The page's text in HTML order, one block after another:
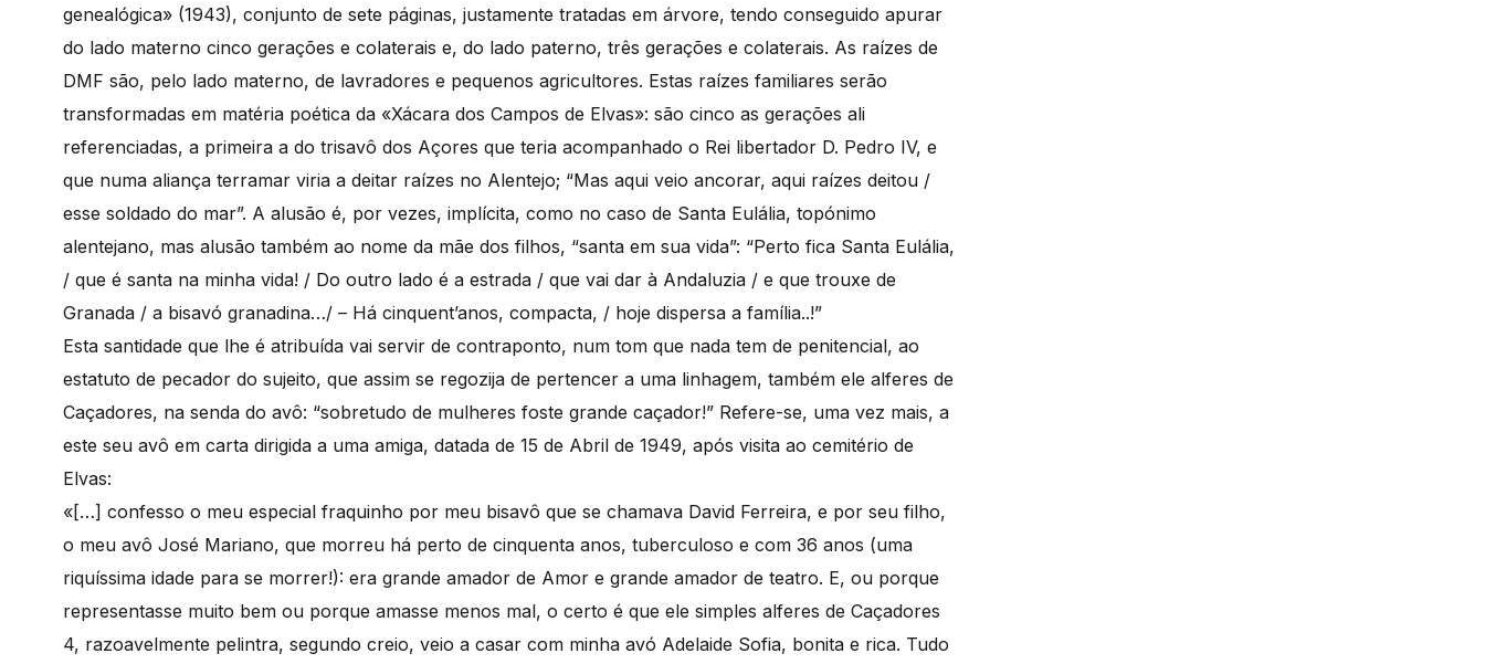
genealógica» (1943), conjunto de sete páginas, justamente tratadas em árvore, tendo conseguido apurar
do lado materno cinco gerações e colaterais e, do lado paterno, três gerações e colaterais. As raízes de
DMF são, pelo lado materno, de lavradores e pequenos agricultores. Estas raízes familiares serão
transformadas em matéria poética da «Xácara dos Campos de Elvas»: são cinco as gerações ali
referenciadas, a primeira a do trisavô dos Açores que teria acompanhado o Rei libertador D. Pedro IV, e
que numa aliança terramar viria a deitar raízes no Alentejo; “Mas aqui veio ancorar, aqui raízes deitou /
esse soldado do mar”. A alusão é, por vezes, implícita, como no caso de Santa Eulália, topónimo
alentejano, mas alusão também ao nome da mãe dos filhos, “santa em sua vida”: “Perto fica Santa Eulália,
/ que é santa na minha vida! / Do outro lado é a estrada / que vai dar à Andaluzia / e que trouxe de
Granada / a bisavó granadina…/ – Há cinquent’anos, compacta, / hoje dispersa a família..!”
Esta santidade que lhe é atribuída vai servir de contraponto, num tom que nada tem de penitencial, ao
estatuto de pecador do sujeito, que assim se regozija de pertencer a uma linhagem, também ele alferes de
Caçadores, na senda do avô: “sobretudo de mulheres foste grande caçador!” Refere-se, uma vez mais, a
este seu avô em carta dirigida a uma amiga, datada de 15 de Abril de 1949, após visita ao cemitério de
Elvas:
«[…] confesso o meu especial fraquinho por meu bisavô que se chamava David Ferreira, e por seu filho,
o meu avô José Mariano, que morreu há perto de cinquenta anos, tuberculoso e com 36 anos (uma
riquíssima idade para se morrer!): era grande amador de Amor e grande amador de teatro. E, ou porque
representasse muito bem ou porque amasse menos mal, o certo é que ele simples alferes de Caçadores
4, razoavelmente pelintra, segundo creio, veio a casar com minha avó Adelaide Sofia, bonita e rica. Tudo